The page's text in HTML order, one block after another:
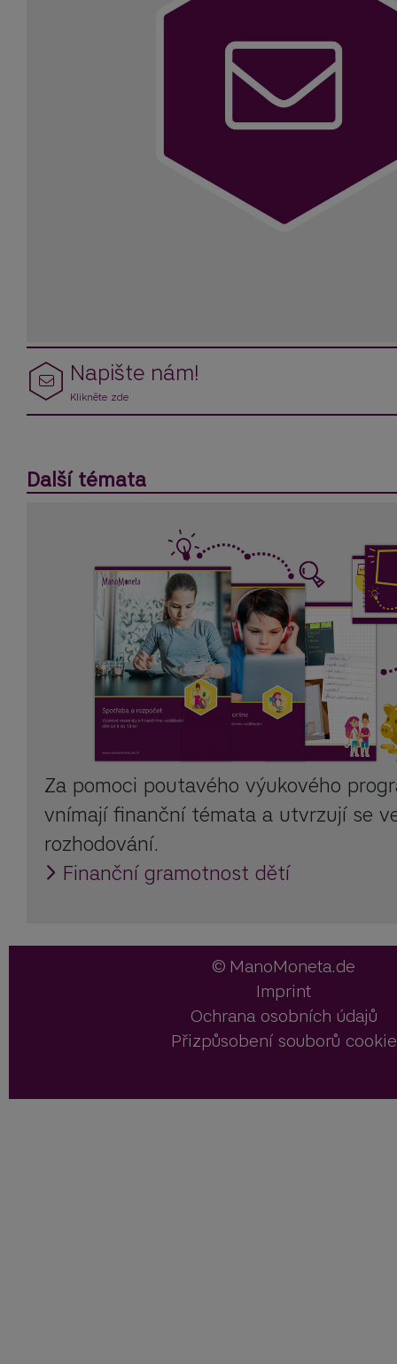
Napište nám!
Klikněte zde
Další témata
Za pomoci poutavého výukového
vnímají finanční témata a utvrzují se
rozhodování.
Finanční gramotnost dětí
ManoMoneta.de
Imprint
Ochrana osobních údajů
Přizpůsobení souborů cookie